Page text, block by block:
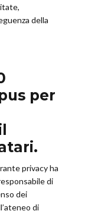
della
per
privacy ha
di
dei
di